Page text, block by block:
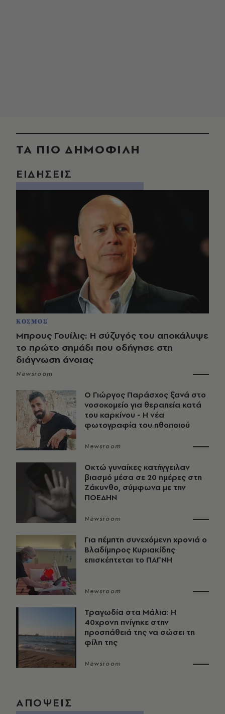
ΤΑ ΠΙΟ ΔΗΜΟΦΙΛΗ
ΕΙΔΗΣΕΙΣ
ΚΟΣΜΟΣ
Μπρους Γουίλις: Η σύζυγός του αποκάλυψε
το πρώτο σημάδι που οδήγησε στη
διάγνωση άνοιας
Newsroom
O Γιώργος Παράσχος ξανά στο
νοσοκομείο για θεραπεία κατά
του καρκίνου - Η νέα
φωτογραφία του ηθοποιού
Newsroom
Οκτώ γυναίκες κατήγγειλαν
βιασμό μέσα σε 20 ημέρες στη
Ζάκυνθο, σύμφωνα με την
ΠΟΕΔΗΝ
Newsroom
Για πέμπτη συνεχόμενη χρονιά ο
Βλαδίμηρος Κυριακίδης
επισκέπτεται το ΠΑΓΝΗ
Newsroom
Τραγωδία στα Μάλια: Η
40χρονη πνίγηκε στην
προσπάθειά της να σώσει τη
φίλη της
Newsroom
ΑΠΟΨΕΙΣ